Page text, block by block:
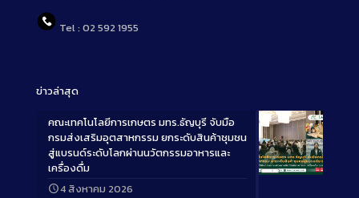
Tel : 02 592 1955
ข่าวล่าสุด
Long
คณะเทคโนโลยีการเกษตร มทร.ธัญบุรี จับมือ
กรมส่งเสริมอุตสาหกรรม ยกระดับสินค้าชุมชน
สู่แบรนด์ระดับโลกผ่านนวัตกรรมอาหารและ
เครื่องดื่ม
4 สิงหาคม 2026